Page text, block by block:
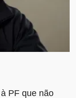
PF que não